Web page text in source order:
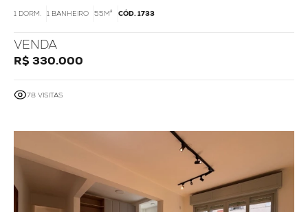
1 DORM. 1 BANHEIRO 55M² CÓD. 1733
VENDA
R$ 330.000
78 VISITAS